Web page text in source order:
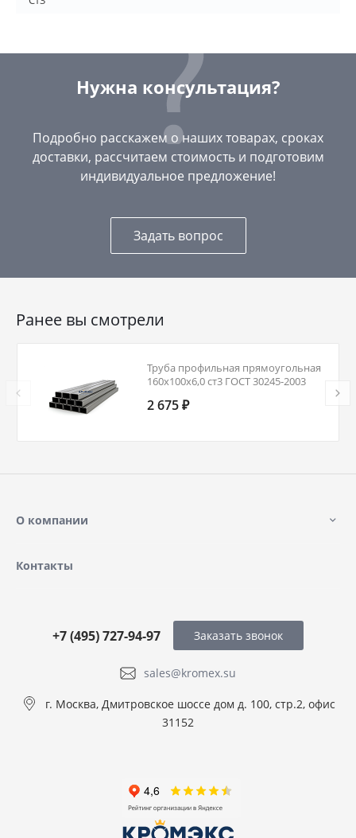
Нужна консультация?
Подробно расскажем о наших товарах, сроках
доставки, рассчитаем стоимость и подготовим
индивидуальное предложение!
Задать вопрос
Ранее вы смотрели
Труба профильная прямоугольная
160х100х6,0 ст3 ГОСТ 30245-2003
2 675 ₽
О компании
Контакты
sales@kromex.su
+7 (495) 727-94-97
г. Москва, Дмитровское шоссе дом д. 100, стр.2, офис
31152
Заказать звонок